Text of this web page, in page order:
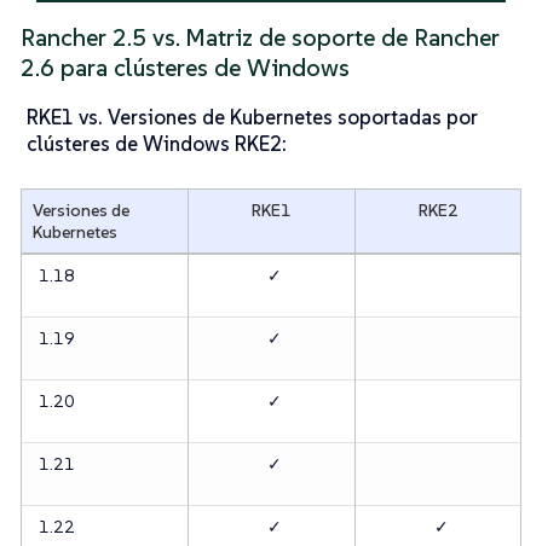
Rancher 2.5 vs. Matriz de soporte de Rancher
2.6 para clústeres de Windows
RKE1 vs. Versiones de Kubernetes soportadas por
clústeres de Windows RKE2:
Versiones de
Kubernetes
RKE1 RKE2
1.18 ✓
1.19 ✓
1.20 ✓
1.21 ✓
1.22 ✓ ✓